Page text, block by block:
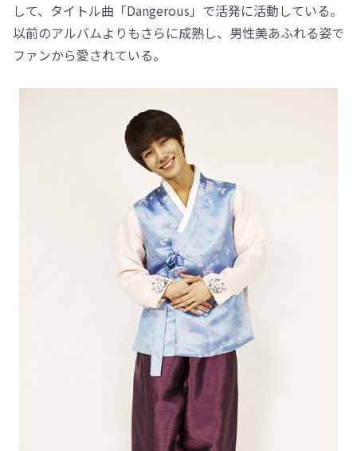
して、タイトル曲「Dangerous」で活発に活動している。
以前のアルバムよりもさらに成熟し、男性美あふれる姿で
ファンから愛されている。